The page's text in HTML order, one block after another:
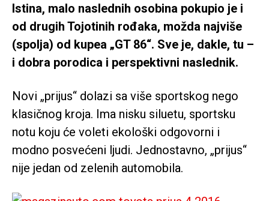
Istina, malo naslednih osobina pokupio je i
od drugih Tojotinih rođaka, možda najviše
(spolja) od kupea „GT 86“. Sve je, dakle, tu –
i dobra porodica i perspektivni naslednik.
Novi „prijus“ dolazi sa više sportskog nego
klasičnog kroja. Ima nisku siluetu, sportsku
notu koju će voleti ekološki odgovorni i
modno posvećeni ljudi. Jednostavno, „prijus“
nije jedan od zelenih automobila.